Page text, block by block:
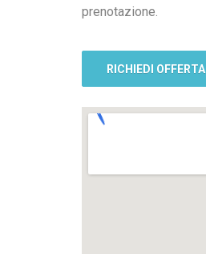
prenotazione.
RICHIEDI OFFERTA